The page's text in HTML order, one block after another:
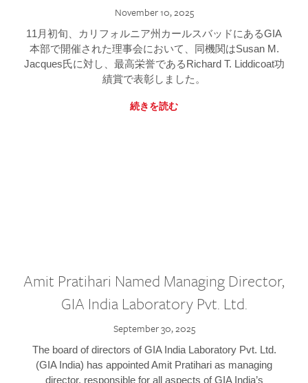
November 10, 2025
11月初旬、カリフォルニア州カールスバッドにあるGIA
本部で開催された理事会において、同機関はSusan M.
Jacques氏に対し、最高栄誉であるRichard T. Liddicoat功
績賞で表彰しました。
続きを読む
Amit Pratihari Named Managing Director,
GIA India Laboratory Pvt. Ltd.
September 30, 2025
The board of directors of GIA India Laboratory Pvt. Ltd.
(GIA India) has appointed Amit Pratihari as managing
director, responsible for all aspects of GIA India’s